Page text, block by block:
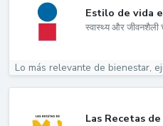
Estilo de vida
स्वास्थ्य और
Lo más relevante de bienestar,
Las Recetas de